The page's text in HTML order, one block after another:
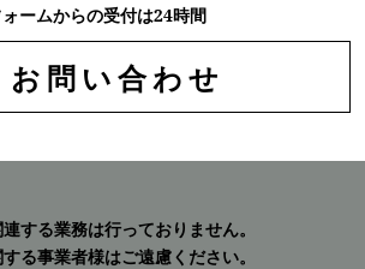
ームからの受付は24時間
お問い合わせ
する業務は行っておりません。
る事業者様はご遠慮ください。